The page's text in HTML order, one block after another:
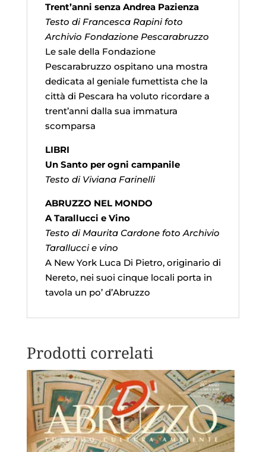
Trent’anni senza Andrea Pazienza
Testo di Francesca Rapini foto
Archivio Fondazione Pescarabruzzo
Le sale della Fondazione
Pescarabruzzo ospitano una mostra
dedicata al geniale fumettista che la
città di Pescara ha voluto ricordare a
trent’anni dalla sua immatura
scomparsa
LIBRI
Un Santo per ogni campanile
Testo di Viviana Farinelli
ABRUZZO NEL MONDO
A Tarallucci e Vino
Testo di Maurita Cardone foto Archivio
Tarallucci e vino
A New York Luca Di Pietro, originario di
Nereto, nei suoi cinque locali porta in
tavola un po’ d’Abruzzo
Prodotti correlati